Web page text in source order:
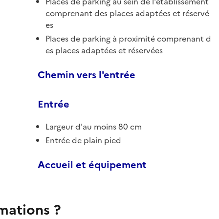
comprenant des places adaptées et réservé
es
Places de parking à proximité comprenant d
es places adaptées et réservées
Chemin vers l'entrée
Entrée
Largeur d'au moins 80 cm
Entrée de plain pied
Accueil et équipement
?